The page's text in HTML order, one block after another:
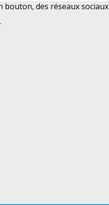
bouton, des réseaux sociaux